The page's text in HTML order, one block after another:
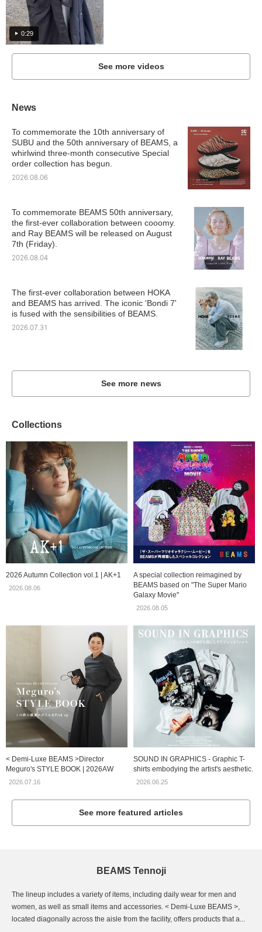
0:29
See more videos
News
To commemorate the 10th anniversary of
SUBU and the 50th anniversary of BEAMS, a
whirlwind three-month consecutive Special
order collection has begun.
2026.08.06
To commemorate BEAMS 50th anniversary,
the first-ever collaboration between cooomy.
and Ray BEAMS will be released on August
7th (Friday).
2026.08.04
The first-ever collaboration between HOKA
and BEAMS has arrived. The iconic 'Bondi 7'
is fused with the sensibilities of BEAMS.
2026.07.31
See more news
Collections
2026 Autumn Collection vol.1 | AK+1
2026.08.06
A special collection reimagined by
BEAMS based on "The Super Mario
Galaxy Movie"
2026.08.05
< Demi-Luxe BEAMS >Director
Meguro's STYLE BOOK | 2026AW
2026.07.16
SOUND IN GRAPHICS - Graphic T-
shirts embodying the artist's aesthetic.
2026.06.25
See more featured articles
BEAMS Tennoji
The lineup includes a variety of items, including daily wear for men and
women, as well as small items and accessories. < Demi-Luxe BEAMS >,
located diagonally across the aisle from the facility, offers products that a...